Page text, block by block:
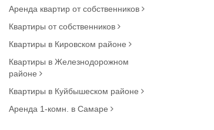
Аренда квартир от собственников
Квартиры от собственников
Квартиры в Кировском районе
Квартиры в Железнодорожном
районе
Квартиры в Куйбышеском районе
Аренда 1-комн. в Самаре